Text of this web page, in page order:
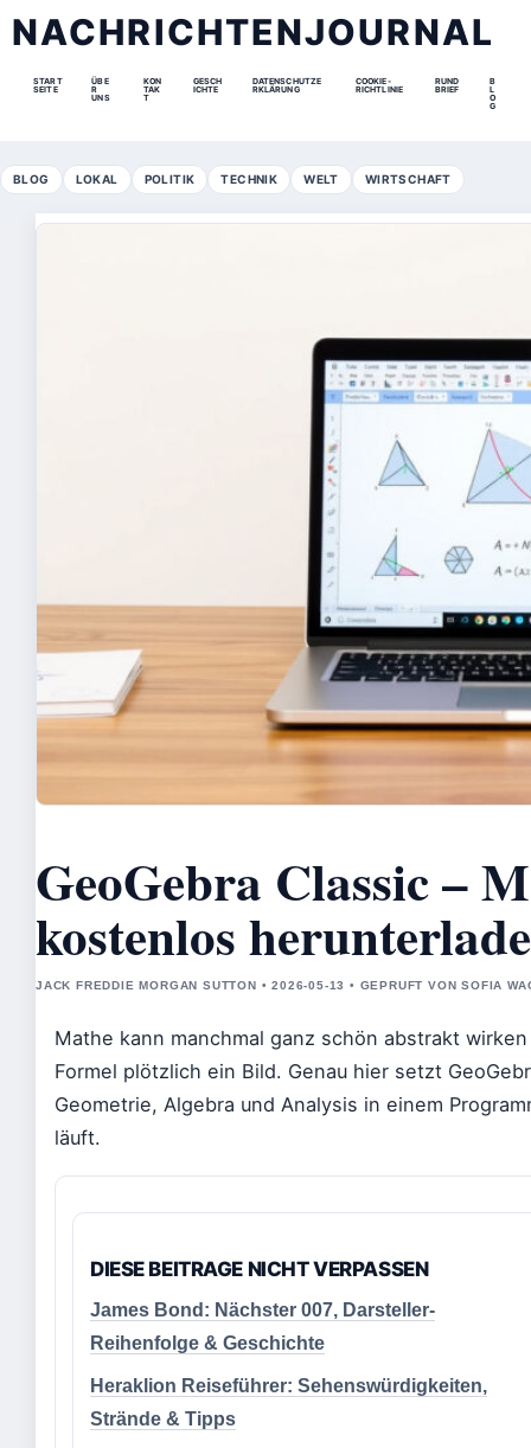
NACHRICHTENJOURNAL
START
SEITE
ÜBE
R
UNS
KON
TAK
T
GESCH
ICHTE
DATENSCHUTZE
RKLÄRUNG
COOKIE-
RICHTLINIE
RUND
BRIEF
B
L
O
G
BLOG LOKAL POLITIK TECHNIK WELT WIRTSCHAFT
GeoGebra Classic –
kostenlos
JACK FREDDIE MORGAN SUTTON • 2026-05-13 • GEPRUFT VON SOFIA
Mathe kann manchmal ganz schön abstrakt
Formel plötzlich ein Bild. Genau hier setzt
Geometrie, Algebra und Analysis in einem
läuft.
DIESE BEITRAGE NICHT VERPASSEN
James Bond: Nächster 007, Darsteller-
Reihenfolge & Geschichte
Heraklion Reiseführer: Sehenswürdigkeiten,
Strände & Tipps